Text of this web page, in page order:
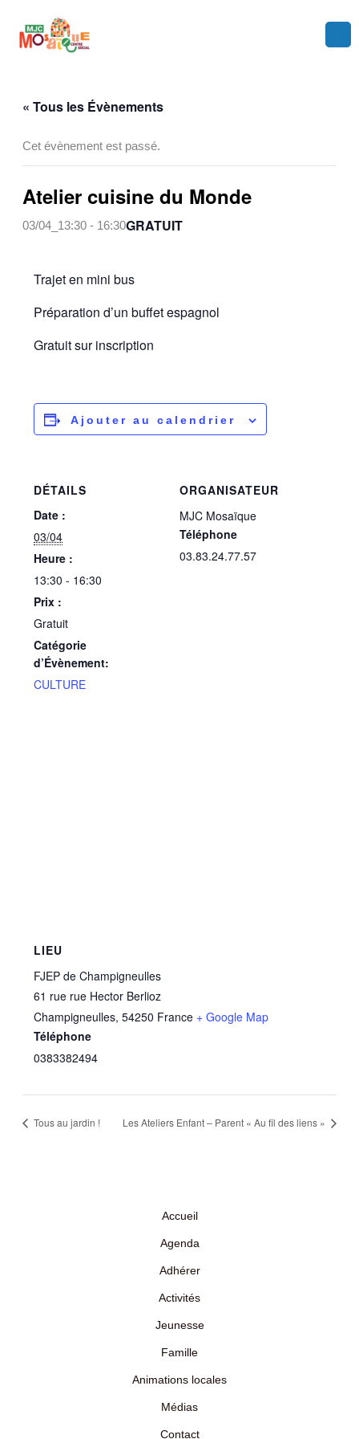
contenu
« Tous les Évènements
Cet évènement est passé.
Atelier cuisine du Monde
03/04_13:30- 16:30GRATUIT
Trajet en mini bus
Préparation d’un buffet espagnol
Gratuit sur inscription
Ajouter au calendrier
DÉTAILS
Date :
03/04
Heure :
13:30 - 16:30
Prix :
Gratuit
Catégorie
d’Évènement:
CULTURE
ORGANISATEUR
MJC Mosaïque
Téléphone
03.83.24.77.57
LIEU
FJEP de Champigneulles
61 rue rue Hector Berlioz
Champigneulles, 54250 France + Google Map
Téléphone
0383382494
Tous au jardin ! Les Ateliers Enfant – Parent « Au fil des liens »
Accueil
Agenda
Adhérer
Activités
Jeunesse
Famille
Animations locales
Médias
Contact